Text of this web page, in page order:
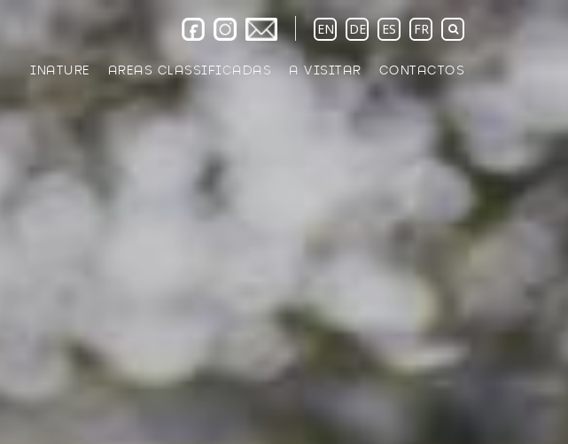
EN DE ES FR
INATURE AREAS CLASSIFICADAS A VISITAR CONTACTOS